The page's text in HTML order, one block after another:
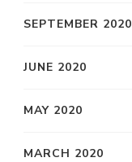
SEPTEMBER 2020
JUNE 2020
MAY 2020
MARCH 2020